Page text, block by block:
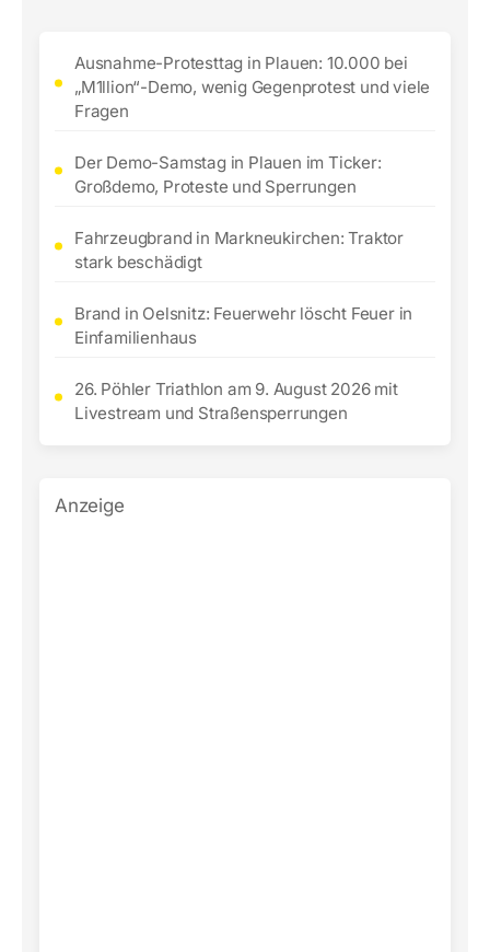
Ausnahme-Protesttag in Plauen: 10.000 bei
„M1llion“-Demo, wenig Gegenprotest und viele
Fragen
Der Demo-Samstag in Plauen im Ticker:
Großdemo, Proteste und Sperrungen
Fahrzeugbrand in Markneukirchen: Traktor
stark beschädigt
Brand in Oelsnitz: Feuerwehr löscht Feuer in
Einfamilienhaus
26. Pöhler Triathlon am 9. August 2026 mit
Livestream und Straßensperrungen
Anzeige